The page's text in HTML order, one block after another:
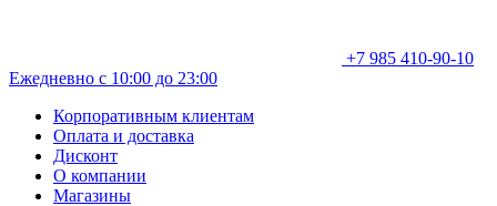
+7 985 410-90-10
Ежедневно с 10:00 до 23:00
Корпоративным клиентам
Оплата и доставка
Дисконт
О компании
Магазины